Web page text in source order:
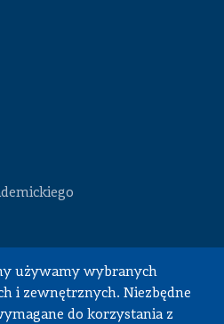
używamy wybranych
i zewnętrznych. Niezbędne
do korzystania z